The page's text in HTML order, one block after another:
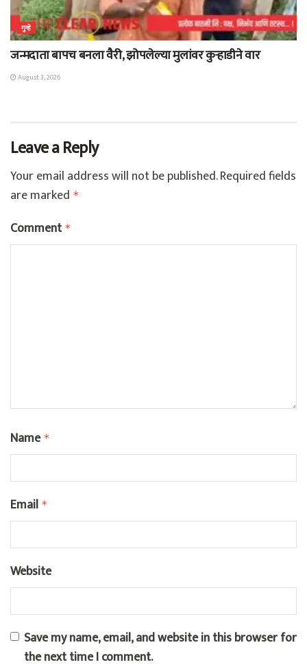
गुन्हे
जन्मदाता बापच बनला वैरी, झोपलेल्या मुलांवर कुऱ्हाडीने वार
August 3, 2026
Leave a Reply
Your email address will not be published.Required fields
are marked *
Comment *
Name *
Email *
Website
Save my name, email, and website in this browser for
the next time I comment.